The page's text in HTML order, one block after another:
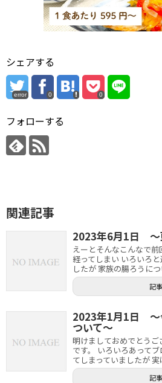
シェアする
error 0 0
フォローする
関連記事
2023年6月1日 ～
えーとそんなこんなで
経ってしまい いろいろ
したが 家族の腸ろうに
記
2023年1月1日 ～
ついて～
明けましておめでとうご
です。 いろいろあって
てしまっていましたが
記